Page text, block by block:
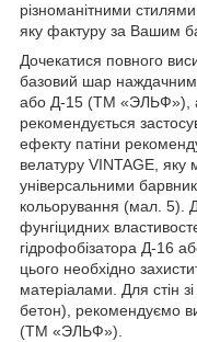
різноманітними
яку фактуру за Вашим
Дочекатися повного
базовий шар наждачним
або Д-15 (ТМ «ЭЛЬФ»), а
рекомендується
ефекту патіни
велатуру VINTAGE, яку
універсальними
кольорування (мал. 5).
фунгіцидних
гідрофобізатора Д-16
цього необхідно
матеріалами. Для стін
бетон), рекомендуємо
(ТМ «ЭЛЬФ»).